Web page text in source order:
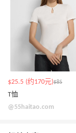
$25.5 (约170元)$85
T恤
@55haitao.com